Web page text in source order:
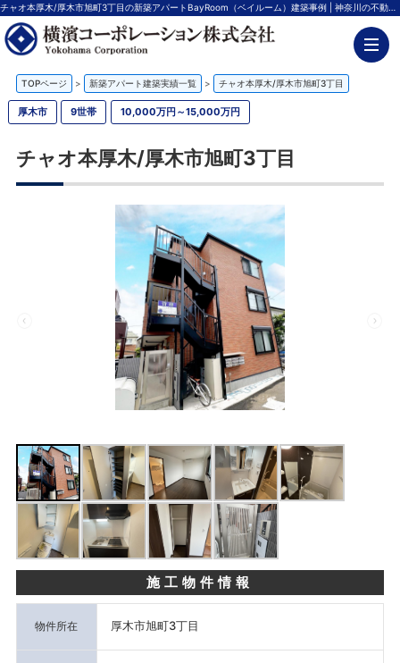
チャオ本厚木/厚木市旭町3丁目の新築アパートBayRoom（ベイルーム）建築事例 | 神奈川の不動産投資、新築アパート経営は横濱コーポレーション
TOPページ > 新築アパート建築実績一覧 > チャオ本厚木/厚木市旭町3丁目
厚木市 9世帯 10,000万円～15,000万円
チャオ本厚木/厚木市旭町3丁目
施工物件情報
物件所在 厚木市旭町3丁目